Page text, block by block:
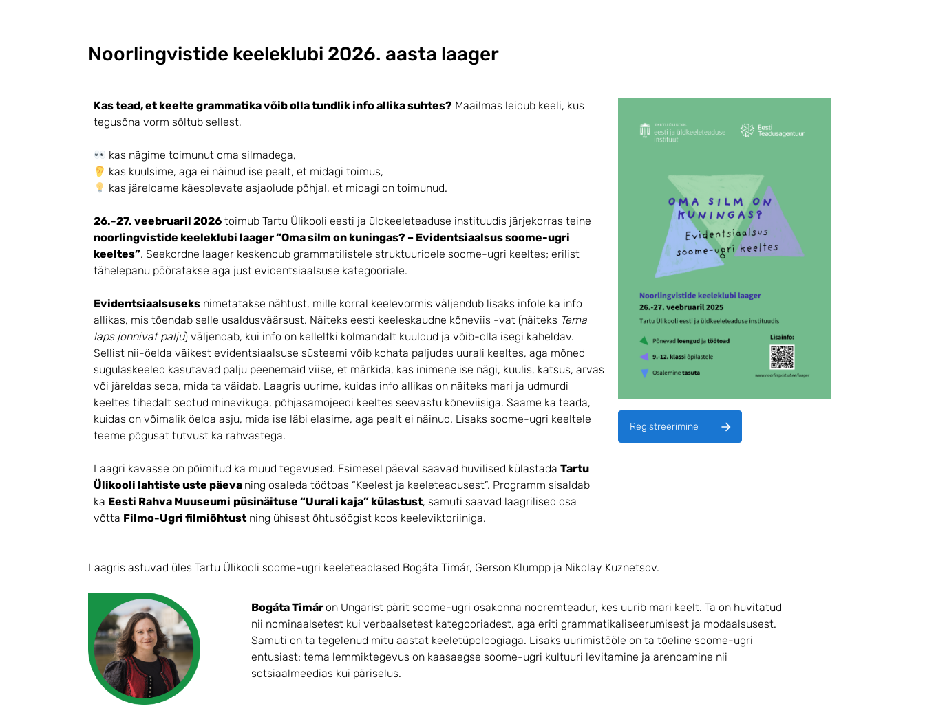
Noorlingvistide keeleklubi 2026. aasta laager
Kas tead, et keelte grammatikavõib olla tundlik info allika suhtes? Maailmas leidub keeli, kus
tegusõna vorm sõltub sellest,
kas nägime toimunut oma silmadega,
kas kuulsime, aga ei näinud ise pealt, et midagi toimus,
kas järeldame käesolevate asjaolude põhjal, et midagi on toimunud.
26.-27. veebruaril 2026 toimub Tartu Ülikooli eesti ja üldkeeleteaduse instituudis järjekorras teine
noorlingvistide keeleklubi laager “Oma silm on kuningas? – Evidentsiaalsus soome-ugri
keeltes”. Seekordne laager keskendub grammatilistele struktuuridele soome-ugri keeltes; erilist
tähelepanu pööratakse aga just evidentsiaalsuse kategooriale.
Evidentsiaalsuseks nimetatakse nähtust, mille korral keelevormis väljendub lisaks infole ka info
allikas, mis tõendab selle usaldusväärsust. Näiteks eesti keeleskaudne kõneviis -vat (näiteks Tema
laps jonnivat palju) väljendab, kui info on kelleltki kolmandalt kuuldud ja võib-olla isegi kaheldav.
Sellist nii-öelda väikest evidentsiaalsuse süsteemi võib kohata paljudes uurali keeltes, aga mõned
sugulaskeeled kasutavad palju peenemaid viise, et märkida, kas inimene ise nägi, kuulis, katsus, arvas
või järeldas seda, mida ta väidab. Laagris uurime, kuidas info allikas on näiteks mari ja udmurdi
keeltes tihedalt seotud minevikuga, põhjasamojeedi keeltes seevastu kõneviisiga. Saame ka teada,
kuidas on võimalik öelda asju, mida ise läbi elasime, aga pealt ei näinud. Lisaks soome-ugri keeltele
teeme põgusat tutvust ka rahvastega.
Laagri kavasse on põimitud ka muud tegevused. Esimesel päeval saavad huvilised külastada Tartu
Ülikooli lahtiste uste päeva ning osaleda töötoas “Keelest ja keeleteadusest”. Programm sisaldab
ka Eesti Rahva Muuseumi püsinäituse “Uurali kaja” külastust, samuti saavad laagrilised osa
võtta Filmo-Ugri filmiõhtust ning ühisest õhtusöögist koos keeleviktoriiniga.
Registreerimine
Laagris astuvad üles Tartu Ülikooli soome-ugri keeleteadlased Bogáta Timár, Gerson Klumpp ja Nikolay Kuznetsov.
Bogáta Timáron Ungarist pärit soome-ugri osakonna nooremteadur, kes uurib mari keelt. Ta on huvitatud
nii nominaalsetest kui verbaalsetest kategooriadest, aga eriti grammatikaliseerumisest ja modaalsusest.
Samuti on ta tegelenud mitu aastat keeletüpoloogiaga. Lisaks uurimistööle on ta tõeline soome-ugri
entusiast: tema lemmiktegevus on kaasaegse soome-ugri kultuuri levitamine ja arendamine nii
sotsiaalmeedias kui päriselus.